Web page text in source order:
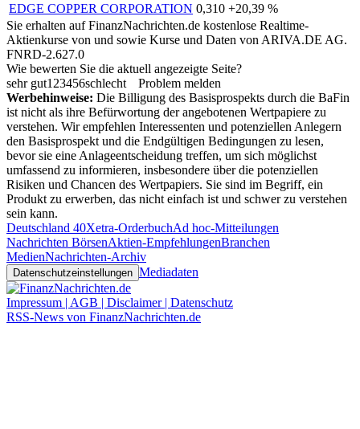
EDGE COPPER CORPORATION 0,310 +20,39 %
Sie erhalten auf FinanzNachrichten.de kostenlose Realtime-
Aktienkurse von und sowie Kurse und Daten von ARIVA.DE AG.
FNRD-2.627.0
Wie bewerten Sie die aktuell angezeigte Seite?
sehr gut1 23456schlecht
Problem melden
Werbehinweise: Die Billigung des Basisprospekts durch die BaFin
ist nicht als ihre Befürwortung der angebotenen Wertpapiere zu
verstehen. Wir empfehlen Interessenten und potenziellen Anlegern
den Basisprospekt und die Endgültigen Bedingungen zu lesen,
bevor sie eine Anlageentscheidung treffen, um sich möglichst
umfassend zu informieren, insbesondere über die potenziellen
Risiken und Chancen des Wertpapiers. Sie sind im Begriff, ein
Produkt zu erwerben, das nicht einfach ist und schwer zu verstehen
sein kann.
Deutschland 40Xetra-OrderbuchAd hoc-Mitteilungen
Nachrichten BörsenAktien-EmpfehlungenBranchen
MedienNachrichten-Archiv
Datenschutzeinstellungen Mediadaten
Impressum | AGB | Disclaimer | Datenschutz
RSS-News von FinanzNachrichten.de